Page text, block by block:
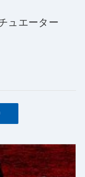
ュエーター